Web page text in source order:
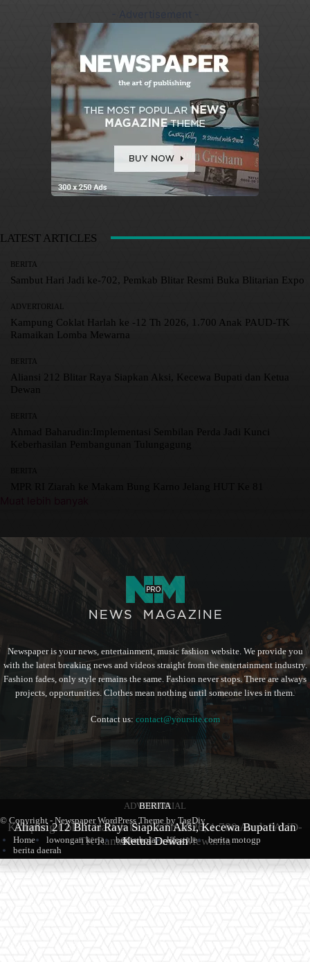
BERITA
Sambut Hari Jadi ke-702, Pemkab Blitar Resmi Buka
Blitarian Expo
ADVERTORIAL
Kampung Coklat Harlah ke -12 Th 2026, 1.700 Anak PAUD-
TK Ramaikan Lomba Mewarna
BERITA
Aliansi 212 Blitar Raya Siapkan Aksi, Kecewa Bupati dan
Ketua Dewan
LATEST ARTICLES
BERITA
Sambut Hari Jadi ke-702, Pemkab Blitar Resmi Buka Blitarian Expo
ADVERTORIAL
Kampung Coklat Harlah ke -12 Th 2026, 1.700 Anak PAUD-TK
Ramaikan Lomba Mewarna
BERITA
Aliansi 212 Blitar Raya Siapkan Aksi, Kecewa Bupati dan Ketua
Dewan
BERITA
Ahmad Baharudin:Implementasi Sembilan Perda Jadi Kunci
Keberhasilan Pembangunan Tulungagung
Newspaper is your news, entertainment, music fashion website. We provide you
with the latest breaking news and videos straight from the entertainment industry.
Fashion fades, only style remains the same. Fashion never stops. There are always
projects, opportunities. Clothes mean nothing until someone lives in them.
Contact us: contact@yoursite.com
© Copyright - Newspaper WordPress Theme by TagDiv
Home
lowongan kerja berita bola lifestyle
berita motogp
berita daerah